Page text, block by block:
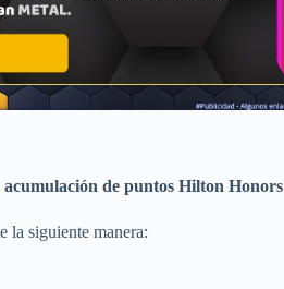
acumulación de puntos Hilton Honors
la siguiente manera: